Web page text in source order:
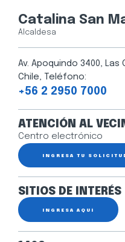
Catalina San
Alcaldesa
Av. Apoquindo 3400,
Chile, Teléfono:
+56 2 2950 7000
ATENCIÓN AL
Centro electrónico
INGRESA TU
SITIOS DE INTERÉS
INGRESA AQUÍ